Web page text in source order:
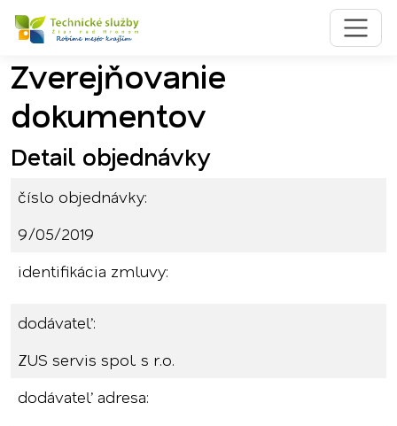
Preskočiť na obsah
Preskočiť na hlavné menu
Zverejňovanie
dokumentov
Detail objednávky
číslo objednávky:
9/05/2019
identifikácia zmluvy:
dodávateľ:
ZUS servis spol. s r.o.
dodávateľ adresa: